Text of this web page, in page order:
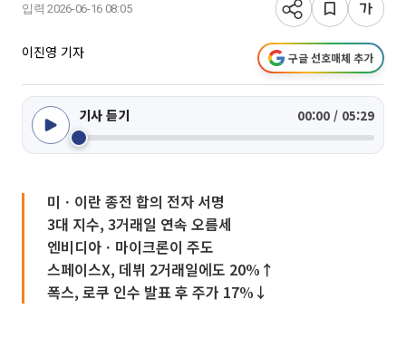
입력 2026-06-16 08:05
이진영 기자 구글 선호매체 추가
기사 듣기 00:00 / 05:29
미ㆍ이란 종전 합의 전자 서명
3대 지수, 3거래일 연속 오름세
엔비디아ㆍ마이크론이 주도
스페이스X, 데뷔 2거래일에도 20%↑
폭스, 로쿠 인수 발표 후 주가 17%↓